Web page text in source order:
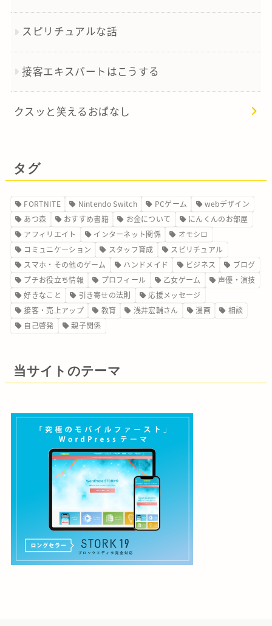
スピリチュアルな話
接客エキスパートはこうする
クスッと笑えるおぱなし
タグ
FORTNITE Nintendo Switch PCゲーム
webデザイン
あつ森
おすすめ書籍 お金について
にんくんのお部屋
アフィリエイト
インターネット関係
オモシロ
コミュニケーション
スタッフ育成
スピリチュアル
スマホ・その他のゲーム
ハンドメイド ビジネス
ブログ
プチお役立ち情報
プロフィール 乙女ゲーム
声優・演技
好きなこと
引き寄せの法則
応援メッセージ
接客・売上アップ
教育 浅井宏輔さん 漫画
相談
自己啓発
親子関係
当サイトのテーマ